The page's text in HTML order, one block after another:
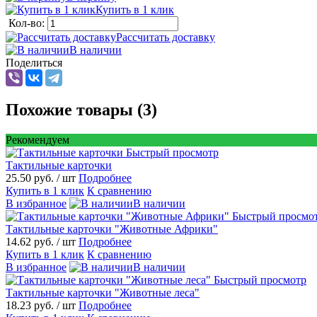
Купить в 1 клик
Кол-во:
Рассчитать доставку
В наличии
Поделиться
Похожие товары (3)
Рекомендуем
Быстрый просмотр
Тактильные карточки
25.50 руб. / шт Подробнее
Купить в 1 клик К сравнению
В избранное
В наличии
Быстрый
Тактильные карточки "Животные Африки"
14.62 руб. / шт Подробнее
Купить в 1 клик К сравнению
В избранное
В наличии
Быстрый просмотр
Тактильные карточки "Животные леса"
18.23 руб. / шт Подробнее